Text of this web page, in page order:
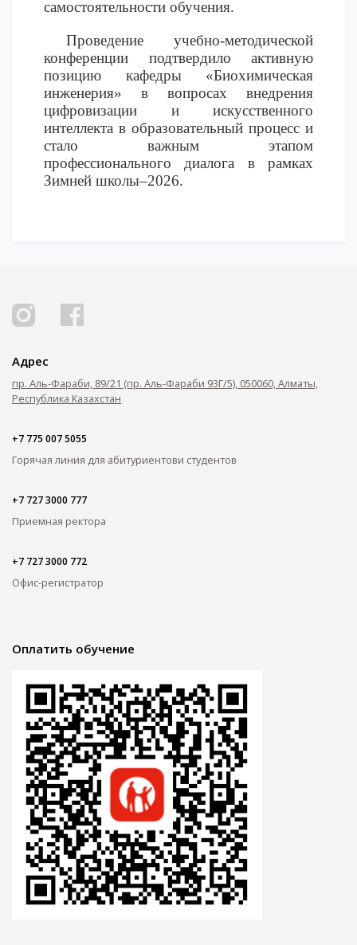
самостоятельности обучения.
Проведение учебно-методической
конференции подтвердило активную
позицию кафедры «Биохимическая
инженерия» в вопросах внедрения
цифровизации и искусственного
интеллекта в образовательный процесс и
стало важным этапом
профессионального диалога в рамках
Зимней школы–2026.
Адрес
пр. Аль-Фараби, 89/21 (пр. Аль-Фараби 93Г/5), 050060, Алматы,
Республика Казахстан
+7 775 007 5055
Горячая линия для абитуриентови студентов
+7 727 3000 777
Приемная ректора
+7 727 3000 772
Офис-регистратор
Оплатить обучение